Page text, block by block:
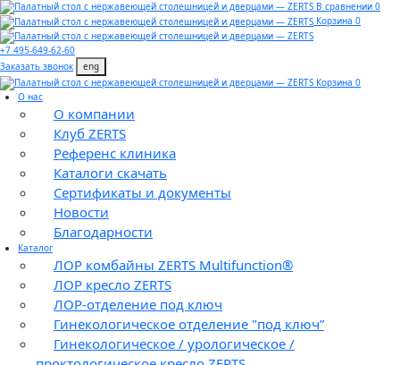
В сравнении 0
Корзина 0
+7 495-649-62-60
Заказать звонок
eng
Корзина 0
О нас
О компании
Клуб ZERTS
Референс клиника
Каталоги скачать
Сертификаты и документы
Новости
Благодарности
Каталог
ЛОР комбайны ZERTS Multifunction®
ЛОР кресло ZERTS
ЛОР-отделение под ключ
Гинекологическое отделение "под ключ”
Гинекологическое / урологическое /